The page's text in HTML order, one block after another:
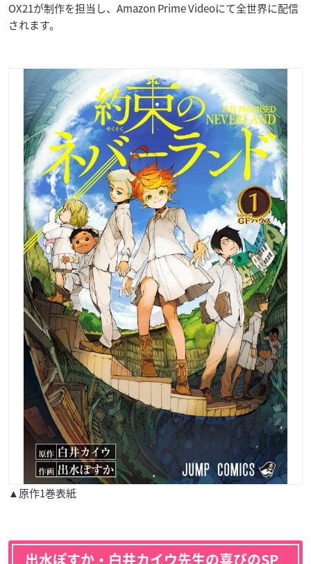
OX21が制作を担当し、Amazon Prime Videoにて全世界に配信
されます。
▲原作1巻表紙
出水ぽすか・白井カイウ先生の喜びのSP